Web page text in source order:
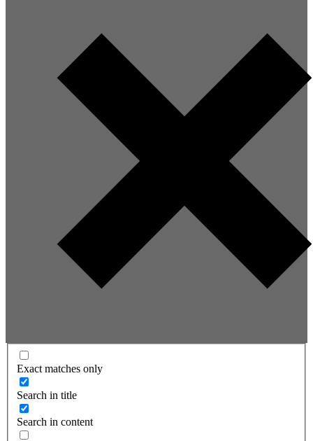
Exact matches only
Search in title
Search in content